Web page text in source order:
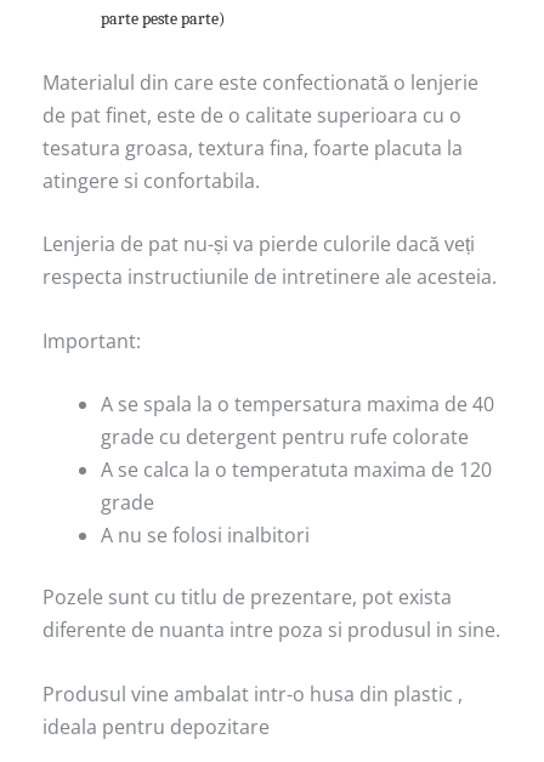
parte peste parte)
Materialul din care este confectionată o lenjerie
de pat finet, este de o calitate superioara cu o
tesatura groasa, textura fina, foarte placuta la
atingere si confortabila.
Lenjeria de pat nu-și va pierde culorile dacă veți
respecta instructiunile de intretinere ale acesteia.
Important:
A se spala la o tempersatura maxima de 40
grade cu detergent pentru rufe colorate
A se calca la o temperatuta maxima de 120
grade
A nu se folosi inalbitori
Pozele sunt cu titlu de prezentare, pot exista
diferente de nuanta intre poza si produsul in sine.
Produsul vine ambalat intr-o husa din plastic ,
ideala pentru depozitare